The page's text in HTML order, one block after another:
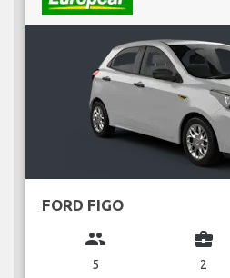
FORD FIGO
group
5
business_center
2